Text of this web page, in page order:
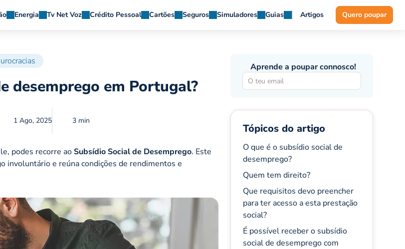
Energia Tv Net Voz Crédito Pessoal Cartões Seguros Simuladores Guias Artigos Quero poupar
desemprego em Portugal?
1 Ago, 2025 3 min
podes recorre aoSubsídio Social de Desemprego. Este
involuntário e reúna condições de rendimentos e
Aprende a poupar connosco!
Tópicos do artigo
O que é o subsídio social de
desemprego?
Quem tem direito?
Que requisitos devo preencher
para ter acesso a esta prestação
social?
É possível receber o subsídio
social de desemprego com